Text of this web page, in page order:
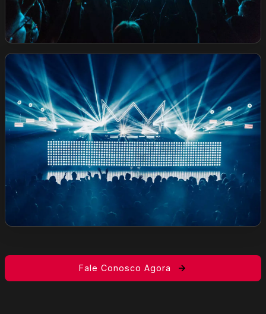
Fale Conosco Agora